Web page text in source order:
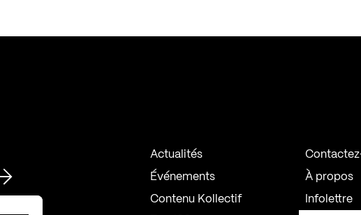
Actualités
Événements
Contenu Kollectif
À propos
Infolettre